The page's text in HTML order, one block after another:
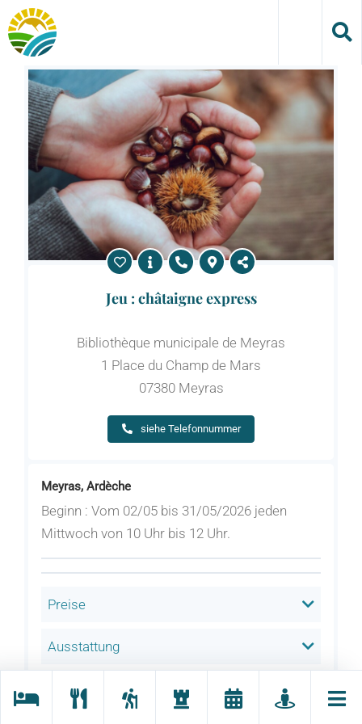
Skip
to
content
Jeu : châtaigne express
Bibliothèque municipale de Meyras
1 Place du Champ de Mars
07380 Meyras
siehe Telefonnummer
Meyras, Ardèche
Beginn : Vom 02/05 bis 31/05/2026 jeden
Mittwoch von 10 Uhr bis 12 Uhr.
Preise
Ausstattung
Tiere willkommen heißen